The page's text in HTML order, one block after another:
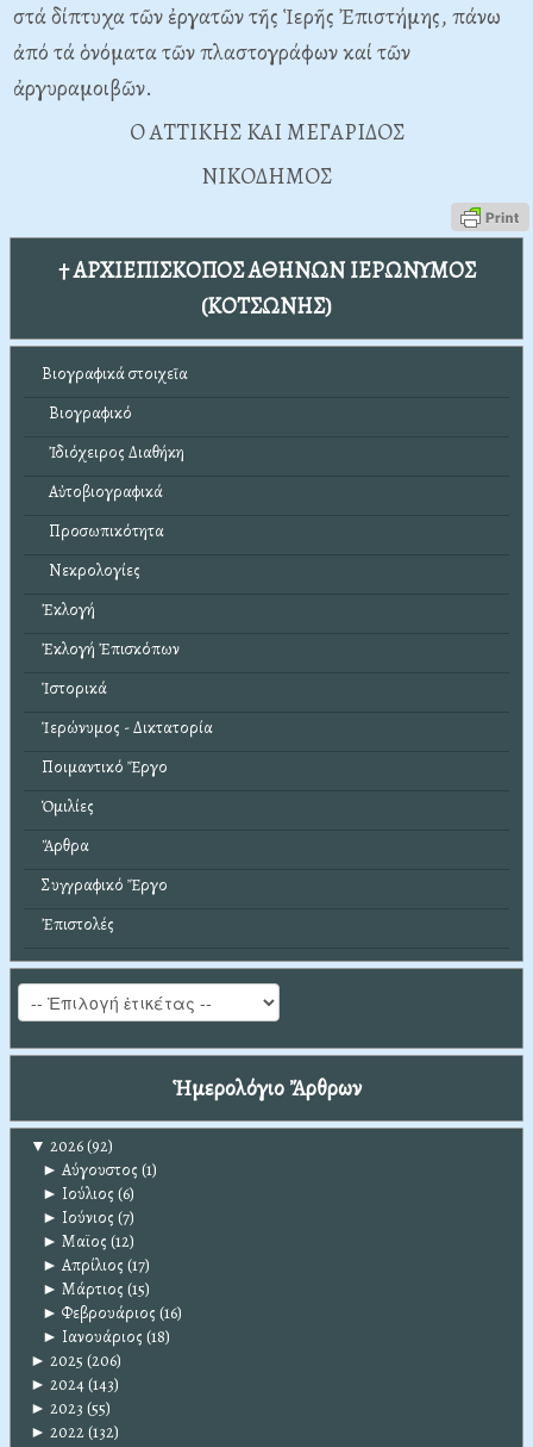
στά δίπτυχα τῶν ἐργατῶν τῆς Ἱερῆς Ἐπιστήμης, πάνω
ἀπό τά ὁνόματα τῶν πλαστογράφων καί τῶν
ἀργυραμοιβῶν.
O ATTIKHΣ KAI MEΓAPIΔOΣ
NIKOΔHMOΣ
† ΑΡΧΙΕΠΙΣΚΟΠΟΣ ΑΘΗΝΩΝ ΙΕΡΩΝΥΜΟΣ
(ΚΟΤΣΩΝΗΣ)
Βιογραφικά στοιχεῖα
Βιογραφικό
Ἰδιόχειρος Διαθήκη
Αὐτοβιογραφικά
Προσωπικότητα
Νεκρολογίες
Ἐκλογή
Ἐκλογή Ἐπισκόπων
Ἱστορικά
Ἱερώνυμος - Δικτατορία
Ποιμαντικό Ἔργο
Ὁμιλίες
Ἄρθρα
Συγγραφικό Ἔργο
Ἐπιστολές
Ἡμερολόγιο Ἄρθρων
▼ 2026(92)
► Αύγουστος (1)
► Ιούλιος (6)
► Ιούνιος (7)
► Μαϊος (12)
► Απρίλιος (17)
► Μάρτιος (15)
► Φεβρουάριος (16)
► Ιανουάριος (18)
► 2025 (206)
► 2024(143)
► 2023 (55)
► 2022(132)